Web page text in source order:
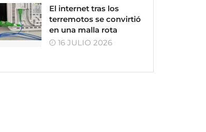
El internet tras los
terremotos se convirtió
en una malla rota
16 JULIO 2026